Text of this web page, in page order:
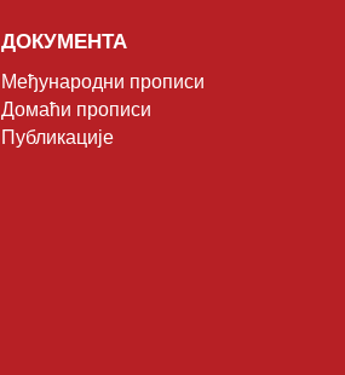
ДОКУМЕНТА
Међународни прописи
Домаћи прописи
Публикације